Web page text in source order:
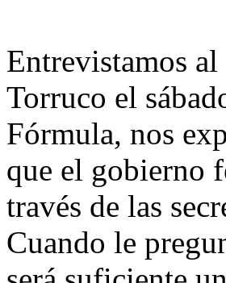
Entrevistamos
Torruco el
Fórmula, nos
que el gobierno
través de las
Cuando le